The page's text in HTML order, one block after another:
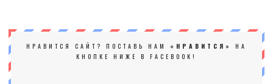
НРАВИТСЯ САЙТ? ПОСТАВЬ НАМ «НРАВИТСЯ»
НА
КНОПКЕ НИЖЕ В FACEBOOK!